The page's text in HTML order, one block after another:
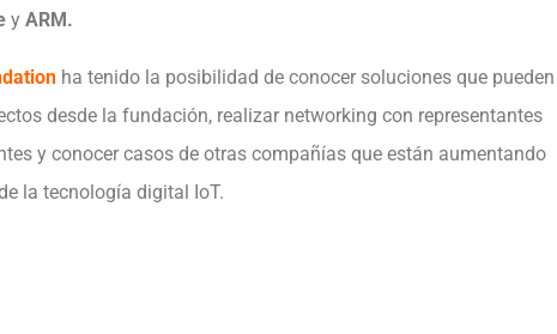
y ARM.
ha tenido la posibilidad de conocer soluciones que pueden
desde la fundación, realizar networking con representantes
y conocer casos de otras compañías que están aumentando
la tecnología digital IoT.